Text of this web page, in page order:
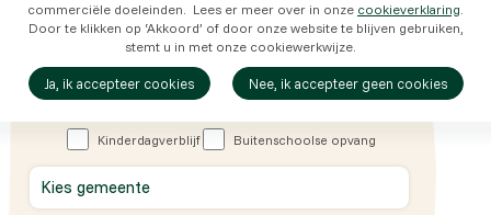
Natuurlijk spelen, ontdekken en
groeien
Kinderdagverblijf Buitenschoolse opvang
commerciële doeleinden. Lees er meer over in onze cookieverklaring.
Door te klikken op ‘Akkoord’ of door onze website te blijven gebruiken,
stemt u in met onze cookiewerkwijze.
Ja, ik accepteer cookies Nee, ik accepteer geen cookies